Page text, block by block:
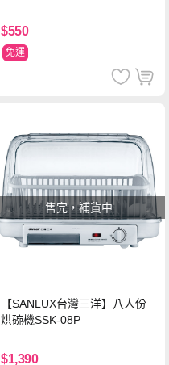
$550
免運
售完，補貨中
【SANLUX台灣三洋】八人份
烘碗機SSK-08P
$1,390